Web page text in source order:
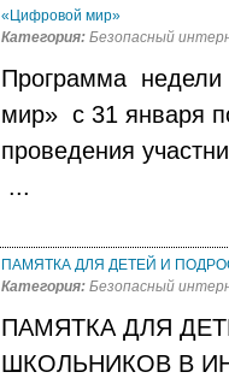
«Цифровой мир»
Категория: Безопасный
Программа недели
мир» с 31 января
проведения
...
ПАМЯТКА ДЛЯ ДЕТЕЙ И
Категория: Безопасный
ПАМЯТКА ДЛЯ
ШКОЛЬНИКОВ В